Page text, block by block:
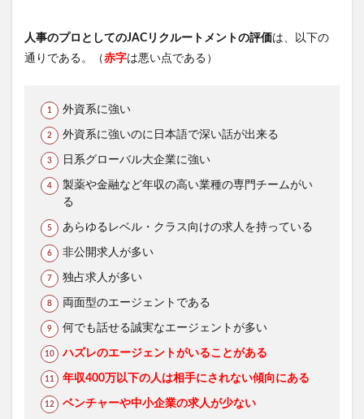
人事のプロとしてのJACリクルートメントの評価は、以下の
通りである。（赤字は悪い点である）
外資系に強い
外資系に強いのに日本語で深い話が出来る
日系グローバル大企業に強い
製薬や金融など年収の高い業種の専門チームがい
る
あらゆるレベル・クラス向けの求人を持っている
非公開求人が多い
独占求人が多い
両面型のエージェントである
何でも話せる誠実なエージェントが多い
ハズレのエージェントがいることがある
年収400万以下の人は相手にされない傾向にある
ベンチャーや中小企業の求人が少ない